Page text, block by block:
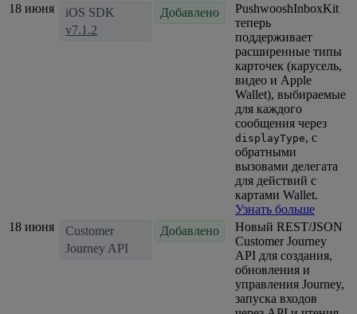
18 июня
iOS SDK
v7.1.2
Добавлено
PushwooshInboxKit
теперь
поддерживает
расширенные типы
карточек (карусель,
видео и Apple
Wallet), выбираемые
для каждого
сообщения через
displayType, с
обратными
вызовами делегата
для действий с
картами Wallet.
Узнать больше
18 июня
Customer
Journey API
Добавлено
Новый REST/JSON
Customer Journey
API для создания,
обновления и
управления Journey,
запуска входов